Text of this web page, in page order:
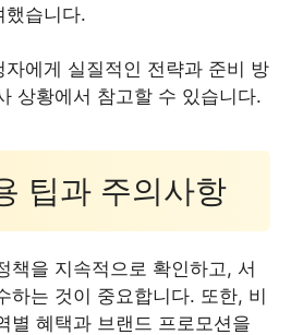
했습니다.
자에게 실질적인 전략과 준비 방
상황에서 참고할 수 있습니다.
팁과 주의사항
책을 지속적으로 확인하고, 서
하는 것이 중요합니다. 또한, 비
별 혜택과 브랜드 프로모션을